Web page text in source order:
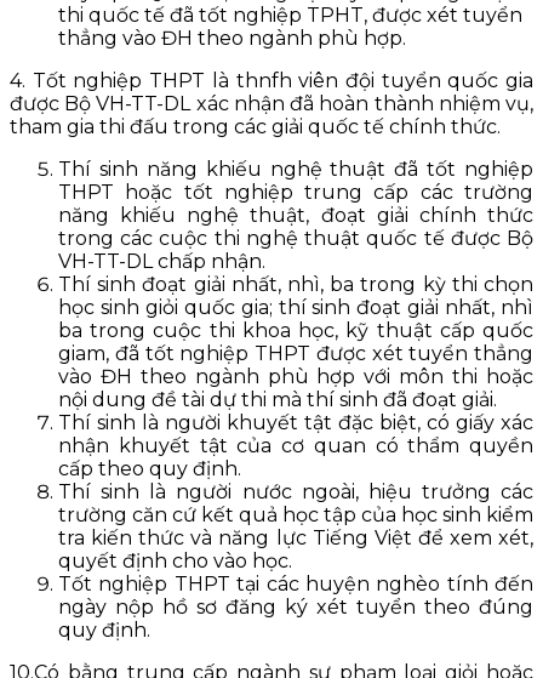
thi quốc tế đã tốt nghiệp TPHT, được xét tuyển
thẳng vào ĐH theo ngành phù hợp.
4. Tốt nghiệp THPT là thnfh viên đội tuyển quốc gia
được Bộ VH-TT-DL xác nhận đã hoàn thành nhiệm vụ,
tham gia thi đấu trong các giải quốc tế chính thức.
Thí sinh năng khiếu nghệ thuật đã tốt nghiệp
THPT hoặc tốt nghiệp trung cấp các trường
năng khiếu nghệ thuật, đoạt giải chính thức
trong các cuộc thi nghệ thuật quốc tế được Bộ
VH-TT-DL chấp nhận.
Thí sinh đoạt giải nhất, nhì, ba trong kỳ thi chọn
học sinh giỏi quốc gia; thí sinh đoạt giải nhất, nhì
ba trong cuộc thi khoa học, kỹ thuật cấp quốc
giam, đã tốt nghiệp THPT được xét tuyển thẳng
vào ĐH theo ngành phù hợp với môn thi hoặc
nội dung đề tài dự thi mà thí sinh đã đoạt giải.
Thí sinh là người khuyết tật đặc biệt, có giấy xác
nhận khuyết tật của cơ quan có thẩm quyền
cấp theo quy định.
Thí sinh là người nước ngoài, hiệu trưởng các
trường căn cứ kết quả học tập của học sinh kiểm
tra kiến thức và năng lực Tiếng Việt để xem xét,
quyết định cho vào học.
Tốt nghiệp THPT tại các huyện nghèo tính đến
ngày nộp hồ sơ đăng ký xét tuyển theo đúng
quy định.
10.Có bằng trung cấp ngành sư phạm loại giỏi hoặc